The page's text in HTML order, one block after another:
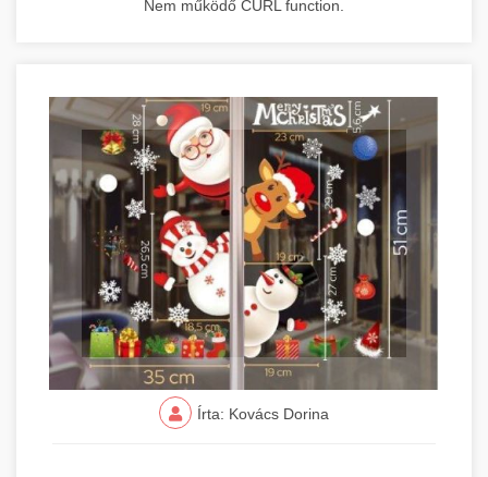
Nem működő CURL function.
Írta: Kovács Dorina